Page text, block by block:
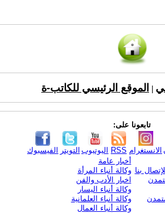
الموقع الرئيسي للكاتب-ة
تابعونا على:
الفيسبوك التويتر اليوتيوب RSS الانستغرام
بنا
أخبار عامة
وكالة أنباء المرأة
اخبار الأدب والفن
وكالة أنباء اليسار
وكالة أنباء العلمانية
وكالة أنباء العمال